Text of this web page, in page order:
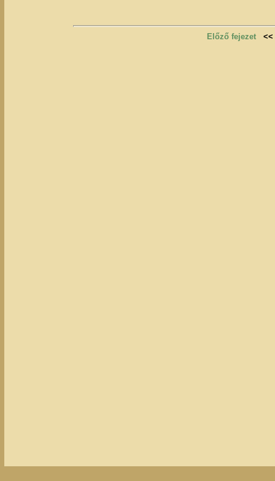
Előző fejezet <<